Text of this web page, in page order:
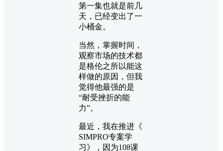
第一集也就是前几
天，已经变出了一
小桶金。
当然，掌握时间，
观察市场的技术都
是格伦之所以能这
样做的原因，但我
觉得他最强的是
“耐受挫折的能
力”。
最近，我在推进《
SIMPRO专案学
习》，因为108课